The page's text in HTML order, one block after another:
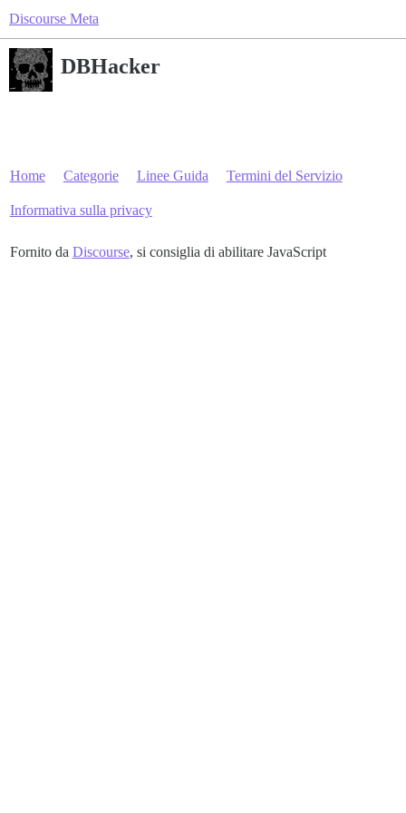
Discourse Meta
DBHacker
Home Categorie Linee Guida Termini del Servizio
Informativa sulla privacy
Fornito da Discourse, si consiglia di abilitare JavaScript